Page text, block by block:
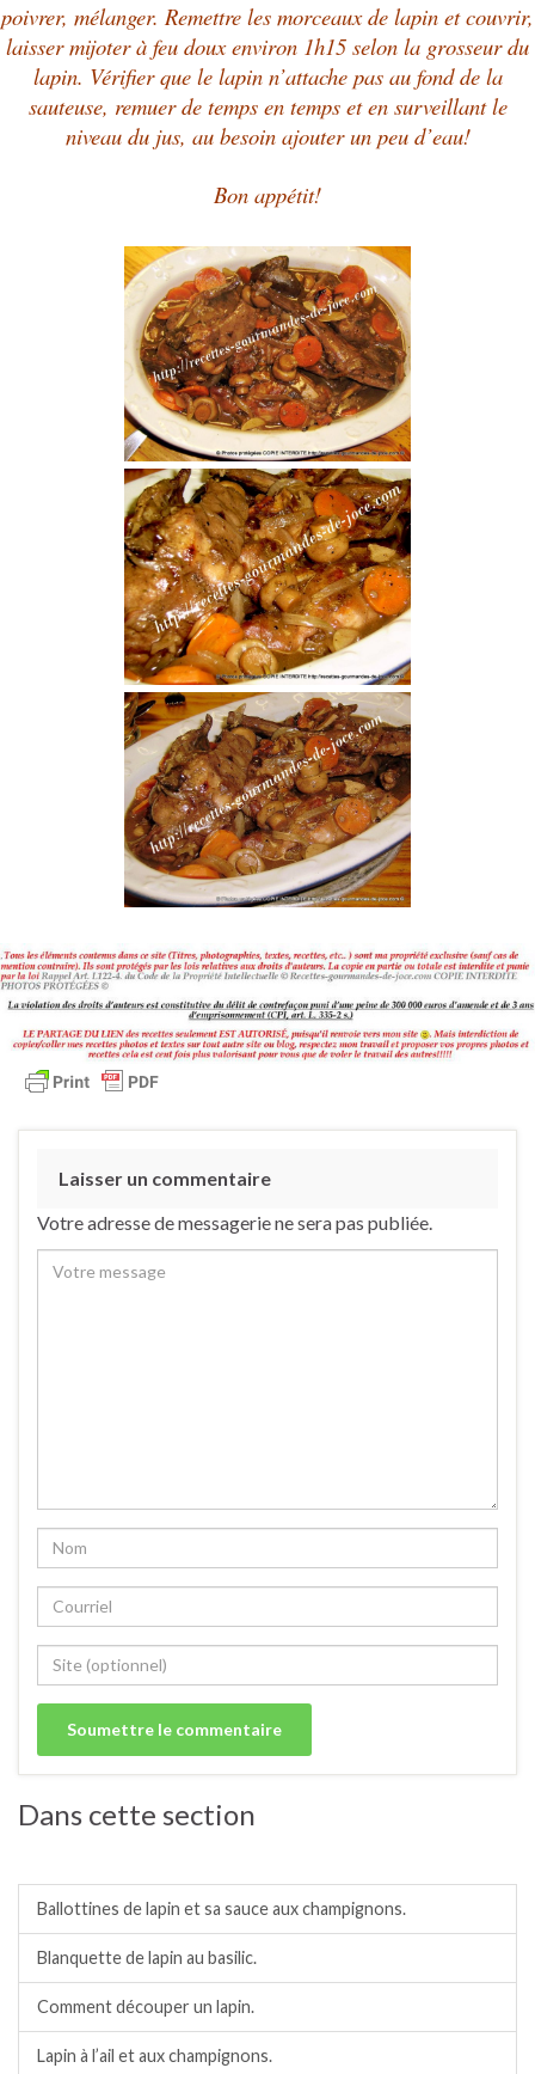
poivrer, mélanger. Remettre les morceaux de lapin et couvrir,
laisser mijoter à feu doux environ 1h15 selon la grosseur du
lapin. Vérifier que le lapin n’attache pas au fond de la
sauteuse, remuer de temps en temps et en surveillant le
niveau du jus, au besoin ajouter un peu d’eau!
Bon appétit!
Laisser un commentaire
Votre adresse de messagerie ne sera pas publiée.
Dans cette section
Ballottines de lapin et sa sauce aux champignons.
Blanquette de lapin au basilic.
Comment découper un lapin.
Lapin à l’ail et aux champignons.